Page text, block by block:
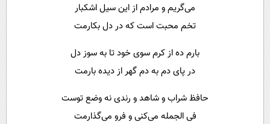
می‌گریم و مرادم از این سیل اشکبار
تخم محبت است که در دل بکارمت
بارم ده از کرم سوی خود تا به سوز دل
در پای دم به دم گهر از دیده بارمت
حافظ شراب و شاهد و رندی نه وضع توست
فی الجمله می‌کنی و فرو می‌گذارمت